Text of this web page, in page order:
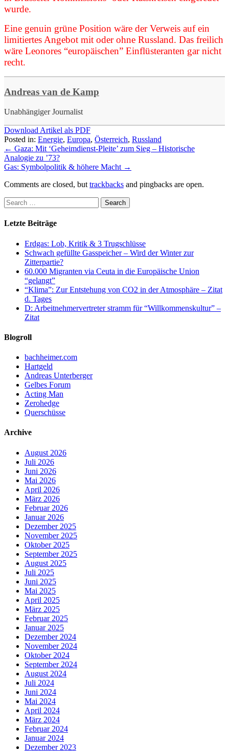
wurde.
Eine genuin grüne Position wäre der Verweis auf ein
limitiertes Angebot mit oder ohne Russland. Das freilich
wäre Leonores “europäischen” Einflüsteranten gar nicht
recht.
Andreas van de Kamp
Unabhängiger Journalist
Download Artikel als PDF
Posted in: Energie, Europa, Österreich, Russland
← Gaza: Mit ‘Geheimdienst-Pleite’ zum Sieg – Historische
Analogie zu ’73?
Gas: Symbolpolitik & höhere Macht →
Comments are closed, but trackbacks and pingbacks are open.
Letzte Beiträge
Erdgas: Lob, Kritik & 3 Trugschlüsse
Schwach gefüllte Gasspeicher – Wird der Winter zur
Zitterpartie?
60.000 Migranten via Ceuta in die Europäische Union
“gelangt”
“Klima”: Zur Entstehung von CO2 in der Atmosphäre – Zitat
d. Tages
D: Arbeitnehmervertreter stramm für “Willkommenskultur” –
Zitat
Blogroll
bachheimer.com
Hartgeld
Andreas Unterberger
Gelbes Forum
Acting Man
Zerohedge
Querschüsse
Archive
August 2026
Juli 2026
Juni 2026
Mai 2026
April 2026
März 2026
Februar 2026
Januar 2026
Dezember 2025
November 2025
Oktober 2025
September 2025
August 2025
Juli 2025
Juni 2025
Mai 2025
April 2025
März 2025
Februar 2025
Januar 2025
Dezember 2024
November 2024
Oktober 2024
September 2024
August 2024
Juli 2024
Juni 2024
Mai 2024
April 2024
März 2024
Februar 2024
Januar 2024
Dezember 2023